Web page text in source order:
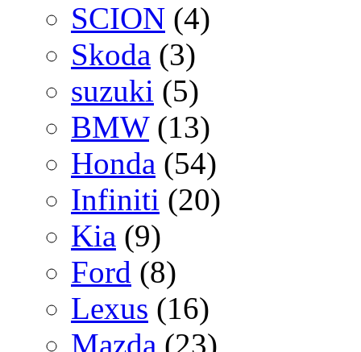
SCION (4)
Skoda (3)
suzuki (5)
BMW (13)
Honda (54)
Infiniti (20)
Kia (9)
Ford (8)
Lexus (16)
Mazda (23)